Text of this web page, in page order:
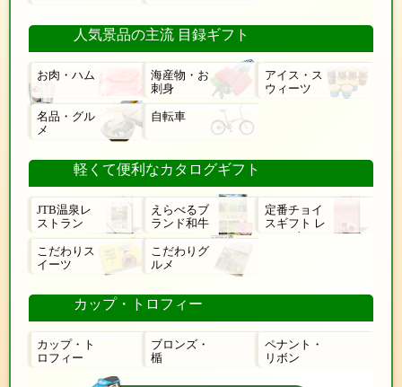
人気景品の主流 目録ギフト
お肉・ハム
海産物・お
刺身
アイス・ス
ウィーツ
名品・グル
メ
自転車
軽くて便利なカタログギフト
JTB温泉レ
ストラン
えらべるブ
ランド和牛
定番チョイ
スギフト レ
ローゼ
こだわりス
イーツ
こだわりグ
ルメ
カップ・トロフィー
カップ・ト
ロフィー
ブロンズ・
楯
ペナント・
リボン